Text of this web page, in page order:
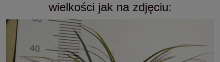
wielkości jak na zdjęciu: